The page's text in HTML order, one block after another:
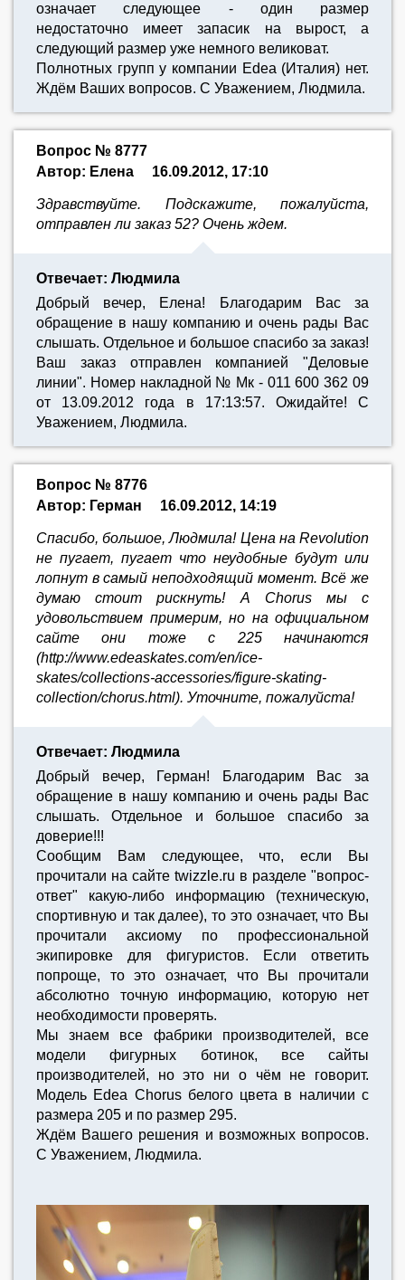
означает следующее - один размер
недостаточно имеет запасик на вырост, а
следующий размер уже немного великоват.
Полнотных групп у компании Edea (Италия) нет.
Ждём Ваших вопросов. С Уважением, Людмила.
Вопрос № 8777
Автор: Елена
16.09.2012, 17:10
Здравствуйте. Подскажите, пожалуйста,
отправлен ли заказ 52? Очень ждем.
Отвечает: Людмила
Добрый вечер, Елена! Благодарим Вас за
обращение в нашу компанию и очень рады Вас
слышать. Отдельное и большое спасибо за заказ!
Ваш заказ отправлен компанией "Деловые
линии". Номер накладной № Мк - 011 600 362 09
от 13.09.2012 года в 17:13:57. Ожидайте! С
Уважением, Людмила.
Вопрос № 8776
Автор: Герман
16.09.2012, 14:19
Спасибо, большое, Людмила! Цена на Revolution
не пугает, пугает что неудобные будут или
лопнут в самый неподходящий момент. Всё же
думаю стоит рискнуть! А Chorus мы с
удовольствием примерим, но на официальном
сайте они тоже с 225 начинаются
(http://www.edeaskates.com/en/ice-
skates/collections-accessories/figure-skating-
collection/chorus.html). Уточните, пожалуйста!
Отвечает: Людмила
Добрый вечер, Герман! Благодарим Вас за
обращение в нашу компанию и очень рады Вас
слышать. Отдельное и большое спасибо за
доверие!!!
Сообщим Вам следующее, что, если Вы
прочитали на сайте twizzle.ru в разделе "вопрос-
ответ" какую-либо информацию (техническую,
спортивную и так далее), то это означает, что Вы
прочитали аксиому по профессиональной
экипировке для фигуристов. Если ответить
попроще, то это означает, что Вы прочитали
абсолютно точную информацию, которую нет
необходимости проверять.
Мы знаем все фабрики производителей, все
модели фигурных ботинок, все сайты
производителей, но это ни о чём не говорит.
Модель Edea Chorus белого цвета в наличии с
размера 205 и по размер 295.
Ждём Вашего решения и возможных вопросов.
С Уважением, Людмила.